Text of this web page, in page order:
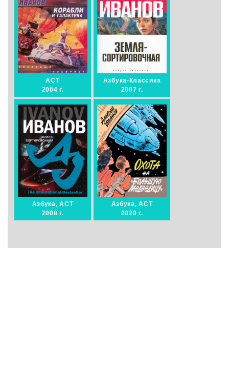
АСТ
2004 г.
Азбука-Классика
2007 г.
Азбука, АСТ
2008 г.
Азбука, АСТ
2020 г.